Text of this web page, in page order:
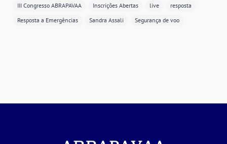
III Congresso ABRAPAVAA
Inscrições Abertas live
resposta
Resposta a Emergências
Sandra Assali Segurança de voo